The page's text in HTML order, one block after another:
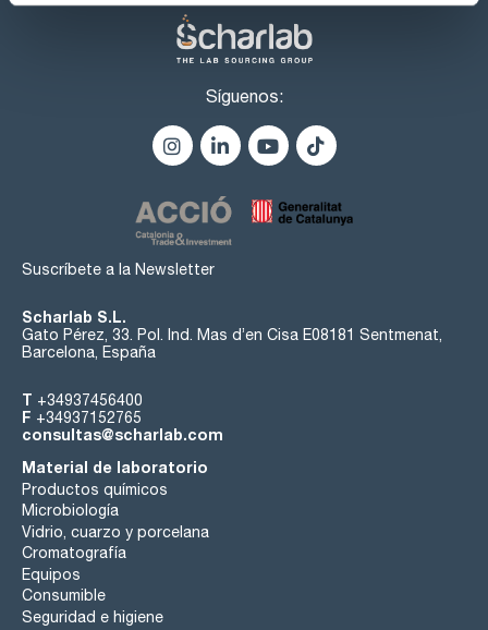
Síguenos:
Suscríbete a la Newsletter
Scharlab S.L.
Gato Pérez, 33. Pol. Ind. Mas d’en Cisa E08181 Sentmenat,
Barcelona, España
T +34937456400
F +34937152765
consultas@scharlab.com
Material de laboratorio
Productos químicos
Microbiología
Vidrio, cuarzo y porcelana
Cromatografía
Equipos
Consumible
Seguridad e higiene